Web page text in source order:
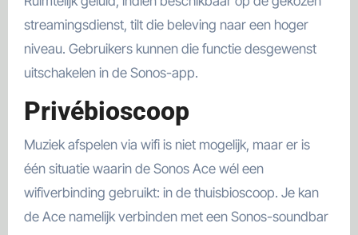
streamingsdienst, tilt die beleving naar een hoger
niveau. Gebruikers kunnen die functie desgewenst
uitschakelen in de Sonos-app.
Privébioscoop
Muziek afspelen via wifi is niet mogelijk, maar er is
één situatie waarin de Sonos Ace wél een
wifiverbinding gebruikt: in de thuisbioscoop. Je kan
de Ace namelijk verbinden met een Sonos-soundbar